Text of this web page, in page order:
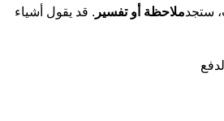
ستجدملاحظة أو تفسير . قد يقول أشياء